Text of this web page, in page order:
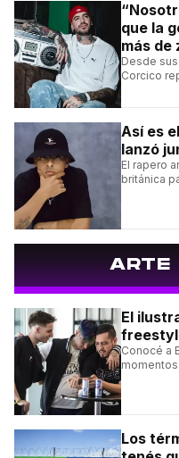
que la
más de
Desde
Corcico
Así es
lanzó
El rapero
británica
ARTE
El
Conocé a
momentos
Los